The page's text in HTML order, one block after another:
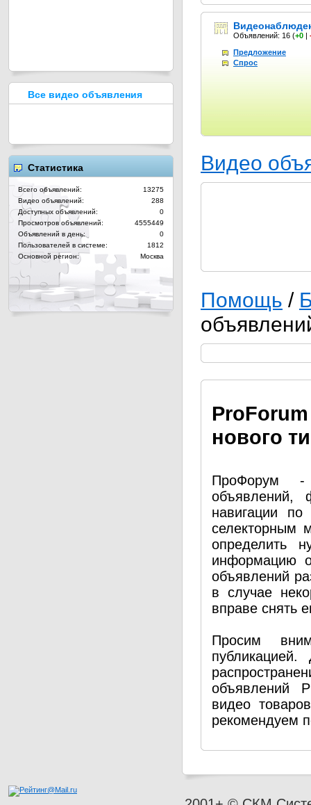
Объявлений: 16 (+0 |
Предложение
Спрос
Видео
Помощь /
Pro
нового
ПроФорум -
объявлений,
навигации по
селекторным
определить
информацию
объявлений
в случае
вправе снять
Просим
объявлений
видео
рекомендуем
Все видео объявления
Статистика
Всего объявлений:
13275
Видео объявлений:
288
Доступных объявлений:
0
Просмотров объявлений:
4555449
Объявлений в день:
0
Пользователей в системе:
1812
Основной регион:
Москва